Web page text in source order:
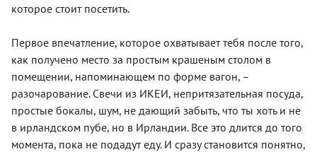
которое стоит посетить.
Первое впечатление, которое охватывает тебя после того,
как получено место за простым крашеным столом в
помещении, напоминающем по форме вагон, –
разочарование. Свечи из ИКЕИ, непритязательная посуда,
простые бокалы, шум, не дающий забыть, что ты хоть и не
в ирландском пубе, но в Ирландии. Все это длится до того
момента, пока не подадут еду. И сразу становится понятно,